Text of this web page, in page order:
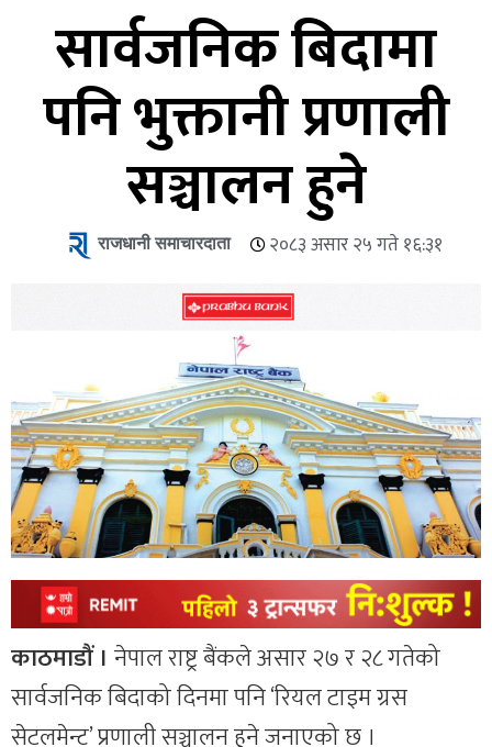
सार्वजनिक बिदामा
पनि भुक्तानी प्रणाली
सञ्चालन हुने
राजधानी समाचारदाता २०८३ असार २५ गते १६:३१
काठमाडौं । नेपाल राष्ट्र बैंकले असार २७ र २८ गतेको
सार्वजनिक बिदाको दिनमा पनि ‘रियल टाइम ग्रस
सेटलमेन्ट’ प्रणाली सञ्चालन हुने जनाएको छ ।